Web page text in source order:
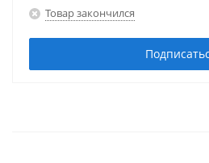
Товар закончился